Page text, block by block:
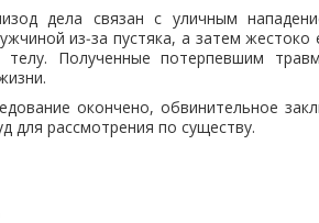
дела связан с уличным
из‑за пустяка, а затем
Полученные потерпевшим
окончено, обвинительное
для рассмотрения по существу.